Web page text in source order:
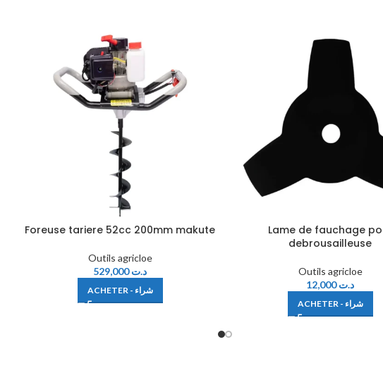
Foreuse tariere 52cc 200mm makute
Outils agricloe
د.ت529,000
ACHETER - شراء
Lame de fauchage
debrousailleuse
Outils agricloe
د.ت12,000
ACHETER - شراء